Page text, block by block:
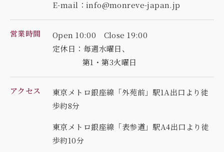
E-mail：info@monreve-japan.jp
営業時間
Open 10:00 Close 19:00
定休日：毎週水曜日、
第1・第3火曜日
アクセス
東京メトロ銀座線「外苑前」駅1A出口より徒
歩約8分
東京メトロ銀座線「表参道」駅A4出口より徒
歩約10分